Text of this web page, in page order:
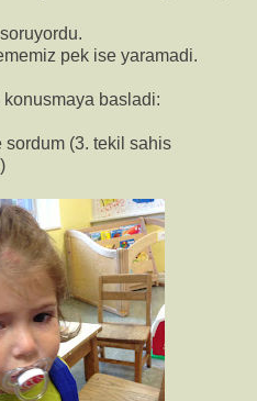
pek ise yaramadi.
basladi:
(3. tekil sahis